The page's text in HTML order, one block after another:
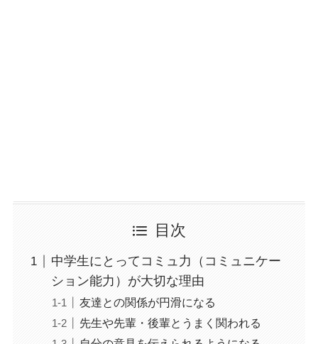
目次
中学生にとってコミュ力（コミュニケー
ション能力）が大切な理由
友達との関係が円滑になる
先生や先輩・後輩とうまく関われる